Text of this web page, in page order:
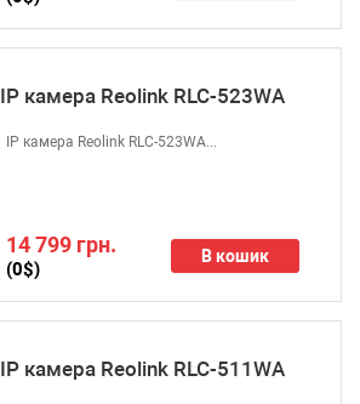
IP камера Reolink RLC-523WA
14 799 грн.
(0$)
В кошик
IP камера Reolink RLC-523WA...
IP камера Reolink RLC-511WA